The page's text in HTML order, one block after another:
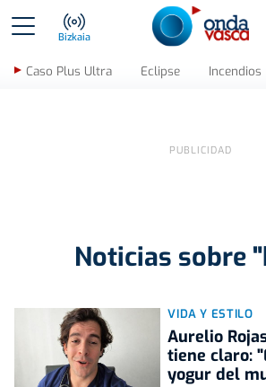
Bizkaia
Caso Plus Ultra Eclipse Incendios
Noticias sobre
VIDA Y ESTILO
Aurelio
tiene claro:
yogur del